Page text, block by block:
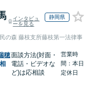
インタビュ
ーを見る
静岡県
の森 藤枝支所藤枝第一法律事
穂面談方法(対面・
電話・ビデオな
ど)は応相談
営業時
間：本日
定休日